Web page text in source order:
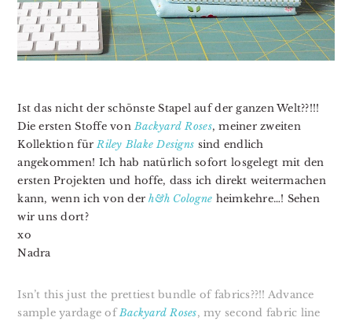
Ist das nicht der schönste Stapel auf der ganzen Welt??!!!
Die ersten Stoffe vonBackyard Roses, meiner zweiten
Kollektion fürRiley Blake Designs sind endlich
angekommen! Ich hab natürlich sofort losgelegt mit den
ersten Projekten und hoffe, dass ich direkt weitermachen
kann, wenn ich von derh&h Cologne heimkehre…! Sehen
wir uns dort?
xo
Nadra
Isn’t this just the prettiest bundle of fabrics??!! Advance
sample yardage ofBackyard Roses, my second fabric line